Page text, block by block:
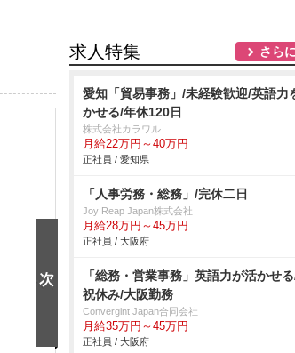
求人特集 さら
愛知「貿易事務」/未経験歓迎/英語力
かせる/年休120日
株式会社カラワル
月給22万円～40万円
正社員 / 愛知県
「人事労務・総務」/完休二日
Joy Reap Japan株式会社
月給28万円～45万円
正社員 / 大阪府
「総務・営業事務」英語力が活かせ
祝休み/大阪勤務
Convergint Japan合同会社
月給35万円～45万円
正社員 / 大阪府